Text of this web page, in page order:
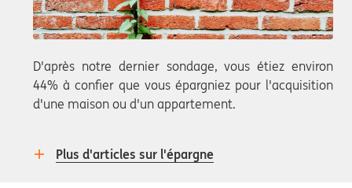
D'après notre dernier sondage, vous étiez environ
44% à confier que vous épargniez pour l'acquisition
d'une maison ou d'un appartement.
Plus d'articles sur l'épargne